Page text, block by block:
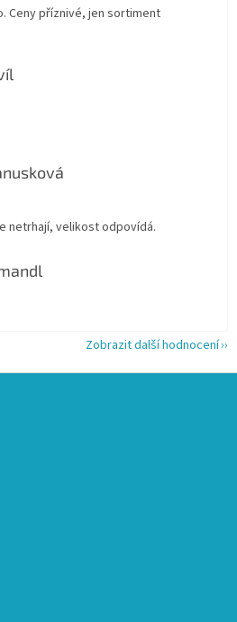
Ceny příznivé, jen sortiment
je 5 z 5 hvězdiček.
je 5 z 5 hvězdiček.
netrhají, velikost odpovídá.
je 5 z 5 hvězdiček.
Zobrazit další hodnocení